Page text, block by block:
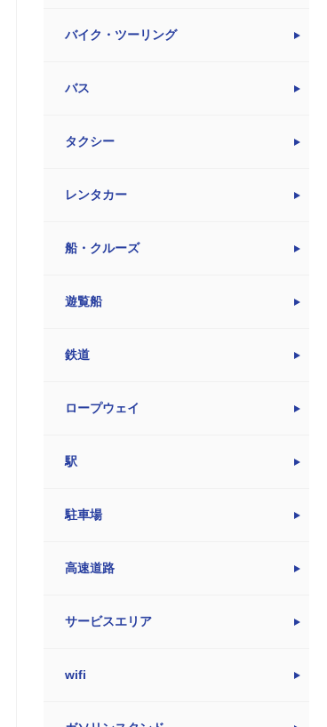
バイク・ツーリング
バス
タクシー
レンタカー
船・クルーズ
遊覧船
鉄道
ロープウェイ
駅
駐車場
高速道路
サービスエリア
wifi